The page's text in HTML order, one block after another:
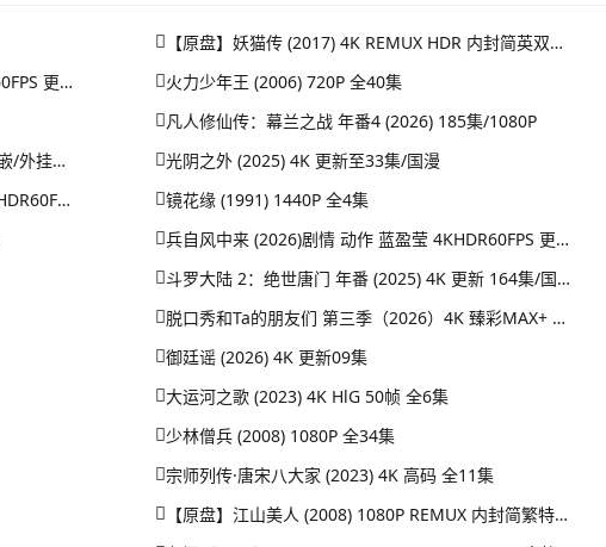
天才，女友 (2026)剧情 爱情 田曦薇 4KHDR60FPS 更新08集
【原盘】霹雳十杰 (1985) 1080P REMUX 内嵌/外挂简中字幕
这一秒过火 (2026)剧情 爱情 王楚然 鹤秋 4KHDR60FPS 更新26集
【原盘】妖猫传 (2017) 4K REMUX HDR 内封简英双语字幕
火力少年王 (2006) 720P 全40集
凡人修仙传：幕兰之战‎ 年番4 (2026) 185集/1080P
光阴之外 (2025) 4K 更新至33集/国漫
镜花缘 (1991) 1440P 全4集
兵自风中来 (2026)剧情 动作 蓝盈莹 4KHDR60FPS 更新20集
斗罗大陆 2：绝世唐门 年番 (2025) 4K 更新 164集/国漫
脱口秀和Ta的朋友们 第三季（2026）4K 臻彩MAX+ 50FPS 高码率 更0731期
御廷谣 (2026) 4K 更新09集
大运河之歌 (2023) 4K HlG 50帧 全6集
少林僧兵 (2008) 1080P 全34集
宗师列传·唐宋八大家 (2023) 4K 高码 全11集
【原盘】江山美人 (2008) 1080P REMUX 内封简繁特效字幕